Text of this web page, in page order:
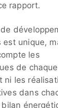
rapport.
est unique,
les
de chaque
ni les
dans
bilan